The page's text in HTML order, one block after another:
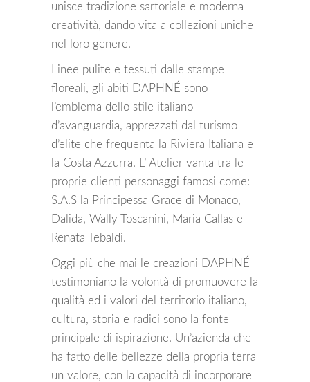
unisce tradizione sartoriale e moderna
creatività, dando vita a collezioni uniche
nel loro genere.
Linee pulite e tessuti dalle stampe
floreali, gli abiti DAPHNÉ sono
l’emblema dello stile italiano
d’avanguardia, apprezzati dal turismo
d’elite che frequenta la Riviera Italiana e
la Costa Azzurra. L’ Atelier vanta tra le
proprie clienti personaggi famosi come:
S.A.S la Principessa Grace di Monaco,
Dalida, Wally Toscanini, Maria Callas e
Renata Tebaldi.
Oggi più che mai le creazioni DAPHNÉ
testimoniano la volontà di promuovere la
qualità ed i valori del territorio italiano,
cultura, storia e radici sono la fonte
principale di ispirazione. Un’azienda che
ha fatto delle bellezze della propria terra
un valore, con la capacità di incorporare